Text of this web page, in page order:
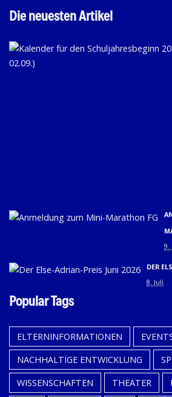
Die neuesten Artikel
9.
DER
8. Juli
Popular Tags
ELTERNINFORMATIONEN
NACHHALTIGE ENTWICKLUNG
WISSENSCHAFTEN
THEATER